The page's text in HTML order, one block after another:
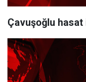
Çavuşoğlu